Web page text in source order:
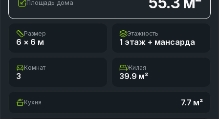
Площадь дома
Размер
6 × 6 м
Этажность
1 этаж + мансарда
Комнат
3
Жилая
39.9 м²
Кухня 7.7 м²